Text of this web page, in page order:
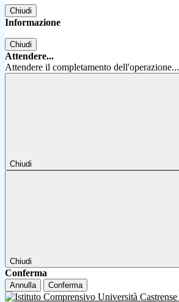
Chiudi
Informazione
Chiudi
Attendere...
Attendere il completamento dell'operazione...
Chiudi
Chiudi
Conferma
Annulla Conferma